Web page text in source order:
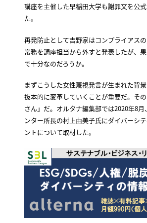
講座を主催した早稲田大学も謝罪文を公
た。
再発防止として吉野家はコンプライアス
常務を講座担当から外すと発表したが、
で十分なのだろうか。
まずこうした女性蔑視発言が生まれた背景
抜本的に変革していくことが重要だ。そ
さん」だ。オルタナ編集部では2020年8月
ンター所長の村上由美子氏にダイバーシ
ントについて取材した。